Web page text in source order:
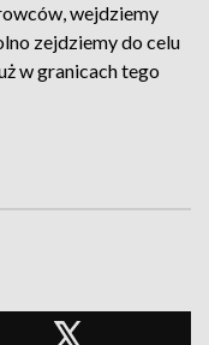
wejdziemy
zejdziemy do celu
w granicach tego